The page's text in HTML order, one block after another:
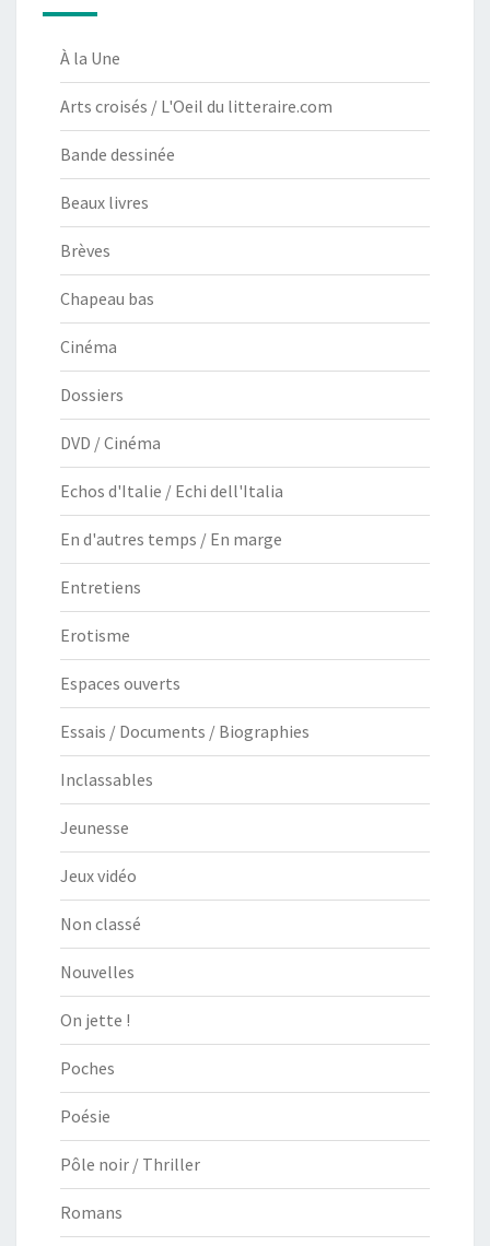
À la Une
Arts croisés / L'Oeil du litteraire.com
Bande dessinée
Beaux livres
Brèves
Chapeau bas
Cinéma
Dossiers
DVD / Cinéma
Echos d'Italie / Echi dell'Italia
En d'autres temps / En marge
Entretiens
Erotisme
Espaces ouverts
Essais / Documents / Biographies
Inclassables
Jeunesse
Jeux vidéo
Non classé
Nouvelles
On jette !
Poches
Poésie
Pôle noir / Thriller
Romans